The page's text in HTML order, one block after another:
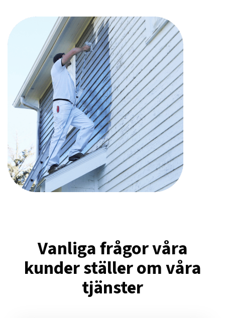
Vanliga frågor våra
kunder ställer om våra
tjänster